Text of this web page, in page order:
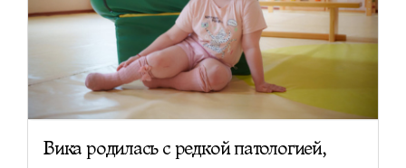
Вика родилась с редкой патологией,